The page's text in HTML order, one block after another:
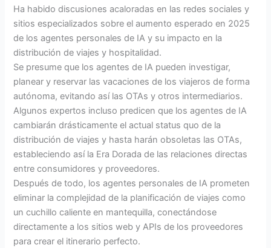
Ha habido discusiones acaloradas en las redes sociales y
sitios especializados sobre el aumento esperado en 2025
de los agentes personales de IA y su impacto en la
distribución de viajes y hospitalidad.
Se presume que los agentes de IA pueden investigar,
planear y reservar las vacaciones de los viajeros de forma
autónoma, evitando así las OTAs y otros intermediarios.
Algunos expertos incluso predicen que los agentes de IA
cambiarán drásticamente el actual status quo de la
distribución de viajes y hasta harán obsoletas las OTAs,
estableciendo así la Era Dorada de las relaciones directas
entre consumidores y proveedores.
Después de todo, los agentes personales de IA prometen
eliminar la complejidad de la planificación de viajes como
un cuchillo caliente en mantequilla, conectándose
directamente a los sitios web y APIs de los proveedores
para crear el itinerario perfecto.